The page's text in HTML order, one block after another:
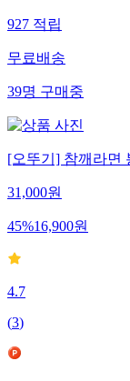
927적립
무료배송
39명구매중
[오뚜기] 참깨라면
31,000원
45%16,900원
4.7
(3)